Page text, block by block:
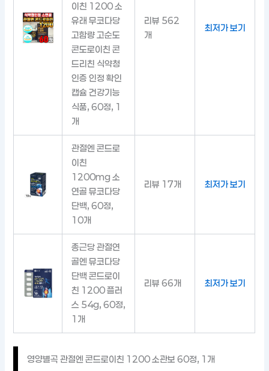
이친 1200 소
유래 무코다당
고함량 고순도
콘도로이친 콘
드리친 식약청
인증 인정 확인
캡슐 건강기능
식품, 60정, 1
개
리뷰 562
개
최저가 보기
관절엔 콘드로
이친
1200mg 소
연골 뮤코다당
단백, 60정,
10개
리뷰 17개 최저가 보기
종근당 관절연
골엔 뮤코다당
단백 콘드로이
친 1200 플러
스 54g, 60정,
1개
리뷰 66개 최저가 보기
영양별곡 관절엔 콘드로이친 1200 소관보 60정, 1개